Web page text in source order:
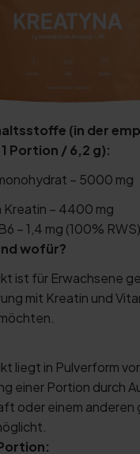
(in der
Portion / 6,2 g):
– 5000 mg
Kreatin – 4400 mg
– 1,4 mg (100% RWS)
wofür?
ist für Erwachsene
mit Kreatin und
liegt in Pulverform
einer Portion durch
oder einem